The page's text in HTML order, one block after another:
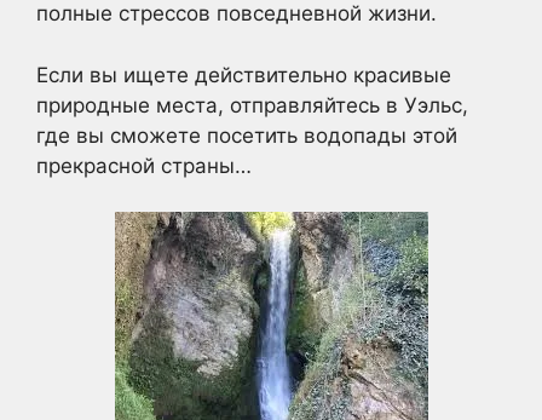
полные стрессов повседневной жизни.
Если вы ищете действительно красивые
природные места, отправляйтесь в Уэльс,
где вы сможете посетить водопады этой
прекрасной страны…